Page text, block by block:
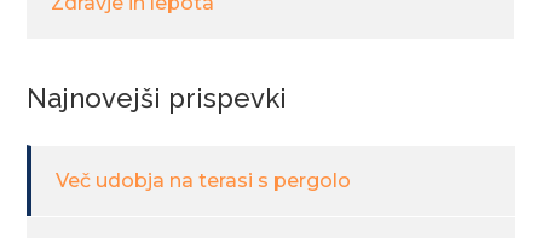
Najnovejši prispevki
Več udobja na terasi s pergolo